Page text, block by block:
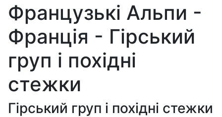
Французькі Альпи -
Франція - Гірський
груп i похідні
стежки
Гірський груп i похідні стежки